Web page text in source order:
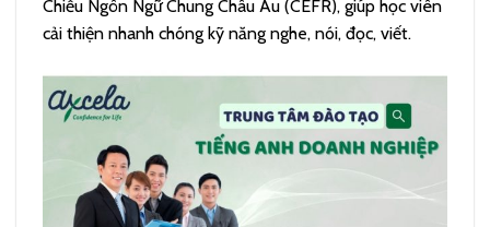
Chiếu Ngôn Ngữ Chung Châu Âu (CEFR), giúp học viên
cải thiện nhanh chóng kỹ năng nghe, nói, đọc, viết.